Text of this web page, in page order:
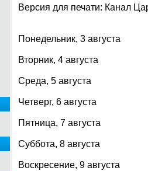
Версия для печати: Канал
Понедельник, 3 августа
Вторник, 4 августа
Среда, 5 августа
Четверг, 6 августа
Пятница, 7 августа
Суббота, 8 августа
Воскресение, 9 августа